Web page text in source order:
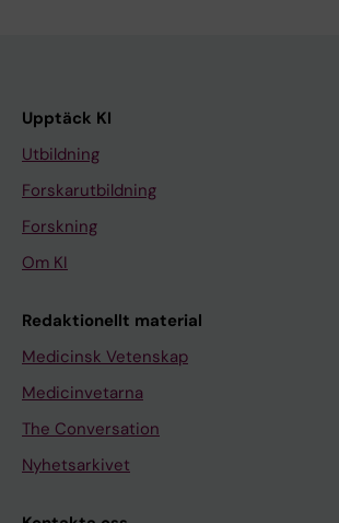
Upptäck KI
Utbildning
Forskarutbildning
Forskning
Om KI
Redaktionellt material
Medicinsk Vetenskap
Medicinvetarna
The Conversation
Nyhetsarkivet